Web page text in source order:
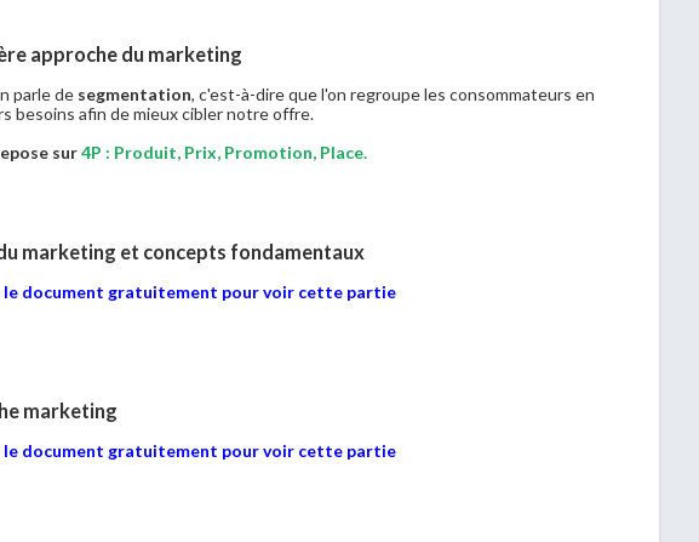
approche du marketing
parle de segmentation, c'est-à-dire que l'on regroupe les consommateurs en
besoins afin de mieux cibler notre offre.
sur4P : Produit, Prix, Promotion, Place.
marketing et concepts fondamentaux
le document gratuitement pour voir cette partie
marketing
le document gratuitement pour voir cette partie